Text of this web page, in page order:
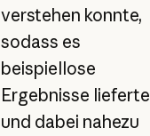
verstehen konnte,
sodass es
beispiellose
Ergebnisse lieferte
und dabei nahezu